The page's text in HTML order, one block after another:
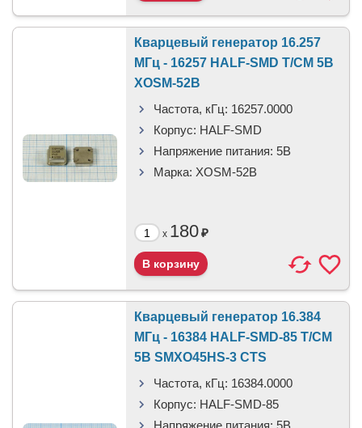
Кварцевый генератор 16.257
МГц - 16257 HALF-SMD T/CM 5В
XOSM-52B
Частота, кГц: 16257.0000
Корпус: HALF-SMD
Напряжение питания: 5В
Марка: XOSM-52B
x 180₽
Кварцевый генератор 16.384
МГц - 16384 HALF-SMD-85 T/CM
5В SMXO45HS-3 CTS
Частота, кГц: 16384.0000
Корпус: HALF-SMD-85
Напряжение питания: 5В